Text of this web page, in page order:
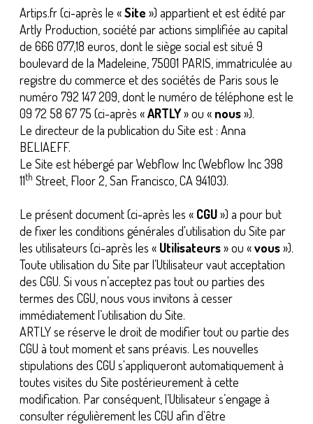
Artips.fr (ci-après le «Site ») appartient et est édité par
Artly Production, société par actions simplifiée au capital
de 666 077,18 euros, dont le siège social est situé 9
boulevard de la Madeleine, 75001 PARIS, immatriculée au
registre du commerce et des sociétés de Paris sous le
numéro 792 147 209, dont le numéro de téléphone est le
09 72 58 67 75 (ci-après «ARTLY» ou « nous»).
Le directeur de la publication du Site est : Anna
BELIAEFF.
Le Site est hébergé par Webflow Inc (Webflow Inc 398
11th Street, Floor 2, San Francisco, CA 94103).
Le présent document (ci-après les « CGU») a pour but
de fixer les conditions générales d'utilisation du Site par
les utilisateurs (ci-après les « Utilisateurs» ou «vous»).
Toute utilisation du Site par l’Utilisateur vaut acceptation
des CGU. Si vous n’acceptez pas tout ou parties des
termes des CGU, nous vous invitons à cesser
immédiatement l’utilisation du Site.
ARTLY se réserve le droit de modifier tout ou partie des
CGU à tout moment et sans préavis. Les nouvelles
stipulations des CGU s'appliqueront automatiquement à
toutes visites du Site postérieurement à cette
modification. Par conséquent, l’Utilisateur s’engage à
consulter régulièrement les CGU afin d'être